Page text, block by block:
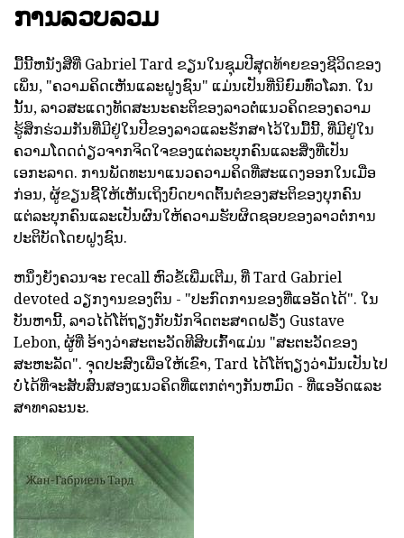
ການລວບລວມ
ມື້ນີ້ຫນັງສືທີ່ Gabriel Tard ຂຽນໃນຊຸມປີສຸດທ້າຍຂອງຊີວິດຂອງ
ເພິ່ນ, "ຄວາມຄິດເຫັນແລະຝູງຊົນ" ແມ່ນເປັນທີ່ນິຍົມທົ່ວໂລກ. ໃນ
ນັ້ນ, ລາວສະແດງທັດສະນະຄະຕິຂອງລາວຕໍ່ແນວຄິດຂອງຄວາມ
ຮູ້ສຶກຮ່ວມກັນທີ່ມີຢູ່ໃນປີຂອງລາວແລະຮັກສາໄວ້ໃນມື້ນີ້, ທີ່ມີຢູ່ໃນ
ຄວາມໂດດດ່ຽວຈາກຈິດໃຈຂອງແຕ່ລະບຸກຄົນແລະສິ່ງທີ່ເປັນ
ເອກະລາດ. ການພັດທະນາແນວຄວາມຄິດທີ່ສະແດງອອກໃນເມື່ອ
ກ່ອນ, ຜູ້ຂຽນຊີ້ໃຫ້ເຫັນເຖິງບົດບາດຕົ້ນຕໍຂອງສະຕິຂອງບຸກຄົນ
ແຕ່ລະບຸກຄົນແລະເປັນຜົນໃຫ້ຄວາມຮັບຜິດຊອບຂອງລາວຕໍ່ການ
ປະຕິບັດໂດຍຝູງຊົນ.
ຫນຶ່ງຍັງຄວນຈະ recall ຫົວຂໍ້ເພີ່ມເຕີມ, ທີ່ Tard Gabriel
devoted ວຽກງານຂອງຕົນ - "ປະກົດການຂອງທີ່ແອອັດໄດ້". ໃນ
ບັນຫານີ້, ລາວໄດ້ໂຕ້ຖຽງກັບນັກຈິດຕະສາດຝຣັ່ງ Gustave
Lebon, ຜູ້ທີ່ ອ້າງວ່າສະຕະວັດທີສິບເກົ້າແມ່ນ "ສະຕະວັດຂອງ
ສະຫະລັດ". ຈຸດປະສົງເພື່ອໃຫ້ເຂົາ, Tard ໄດ້ໂຕ້ຖຽງວ່າມັນເປັນໄປ
ບໍ່ໄດ້ທີ່ຈະສັບສົນສອງແນວຄິດທີ່ແຕກຕ່າງກັນຫມົດ - ທີ່ແອອັດແລະ
ສາທາລະນະ.